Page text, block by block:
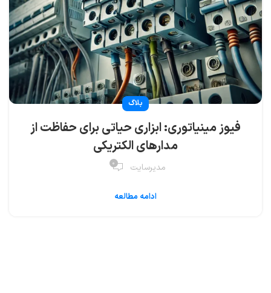
بلاگ
فیوز مینیاتوری: ابزاری حیاتی برای حفاظت از
مدارهای الکتریکی
مدیرسایت ۰
ادامه مطالعه